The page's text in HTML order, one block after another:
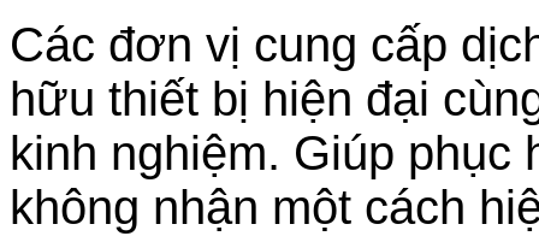
Các đơn vị cung cấp
hữu thiết bị hiện đại
kinh nghiệm. Giúp
không nhận một cách